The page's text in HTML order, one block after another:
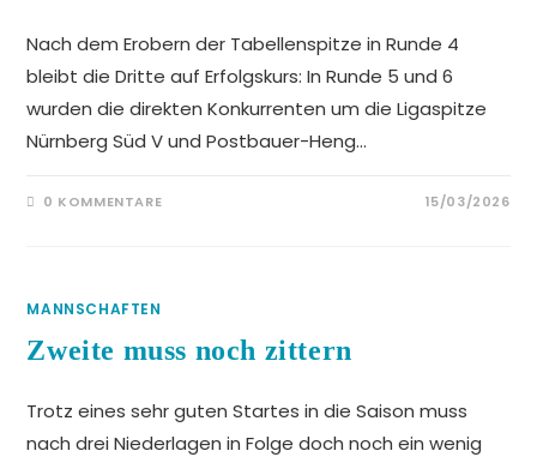
Nach dem Erobern der Tabellenspitze in Runde 4
bleibt die Dritte auf Erfolgskurs: In Runde 5 und 6
wurden die direkten Konkurrenten um die Ligaspitze
Nürnberg Süd V und Postbauer-Heng…
0 KOMMENTARE 15/03/2026
MANNSCHAFTEN
Zweite muss noch zittern
Trotz eines sehr guten Startes in die Saison muss
nach drei Niederlagen in Folge doch noch ein wenig